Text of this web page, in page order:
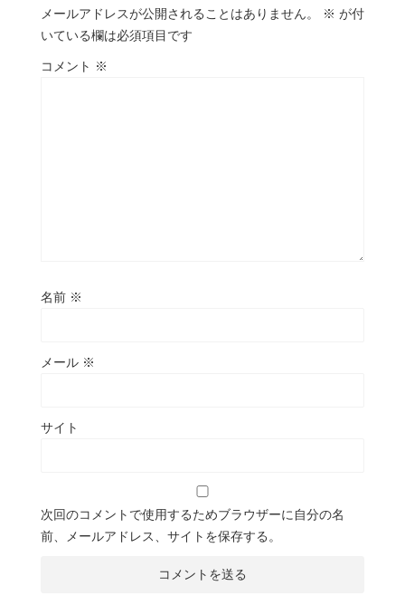
メールアドレスが公開されることはありません。 ※ が付
いている欄は必須項目です
コメント ※
名前 ※
メール ※
サイト
次回のコメントで使用するためブラウザーに自分の名
前、メールアドレス、サイトを保存する。